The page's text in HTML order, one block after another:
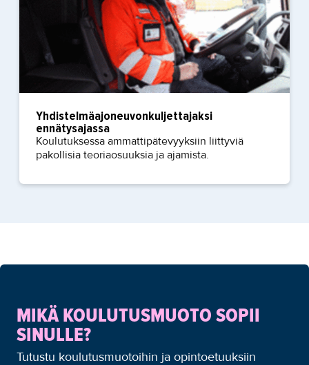
Yhdistelmäajoneuvonkuljettajaksi
ennätysajassa
Koulutuksessa ammattipätevyyksiin liittyviä
pakollisia teoriaosuuksia ja ajamista.
MIKÄ KOULUTUSMUOTO SOPII
SINULLE?
Tutustu koulutusmuotoihin ja opintoetuuksiin